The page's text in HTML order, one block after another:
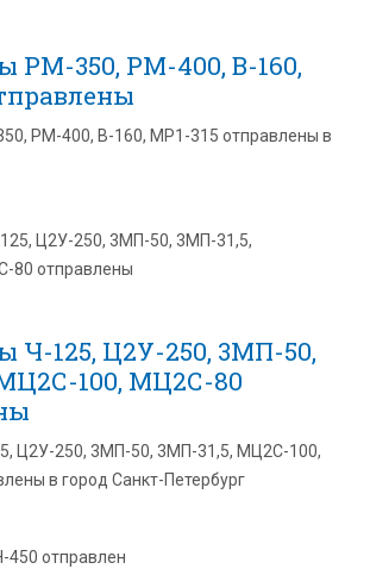
РМ-350, РМ-400, В-160,
РМ-400, В-160, МР1-315 отправлены в
Ч-125, Ц2У-250, 3МП-50,
100, МЦ2С-80
Ц2У-250, 3МП-50, 3МП-31,5, МЦ2С-100,
в город Санкт-Петербург